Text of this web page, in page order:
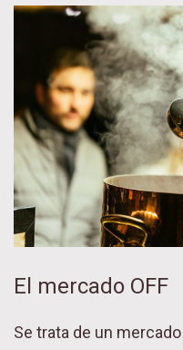
El mercado OFF
Se trata de un